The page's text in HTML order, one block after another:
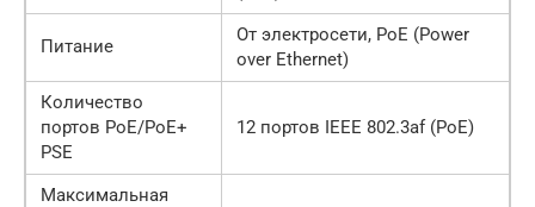
Питание
От электросети, PoE (Power
over Ethernet)
Количество
портов PoE/PoE+
PSE
12 портов IEEE 802.3af (PoE)
Максимальная